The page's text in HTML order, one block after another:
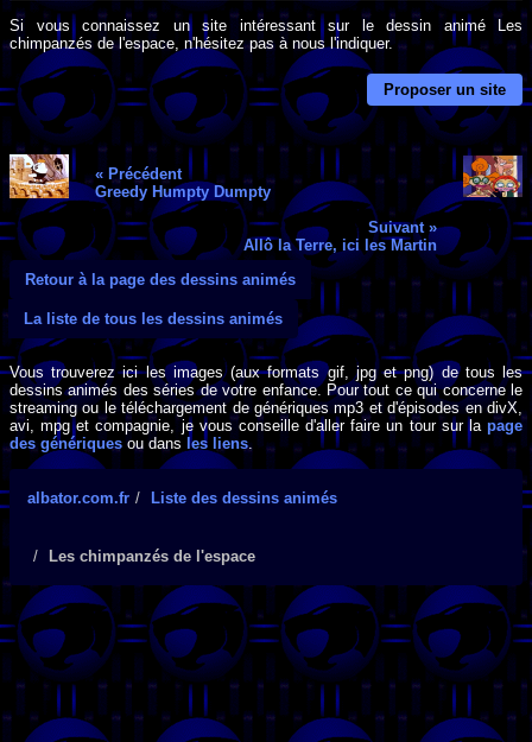
Si vous connaissez un site intéressant sur le dessin animé Les
chimpanzés de l'espace, n'hésitez pas à nous l'indiquer.
Proposer un site
« Précédent
Greedy Humpty Dumpty
Suivant »
Allô la Terre, ici les Martin
Retour à la page des dessins animés
La liste de tous les dessins animés
Vous trouverez ici les images (aux formats gif, jpg et png) de tous les
dessins animés des séries de votre enfance. Pour tout ce qui concerne le
streaming ou le téléchargement de génériques mp3 et d'épisodes en divX,
avi, mpg et compagnie, je vous conseille d'aller faire un tour sur la page
des génériques ou dans les liens.
albator.com.fr Liste des dessins animés
Les chimpanzés de l'espace